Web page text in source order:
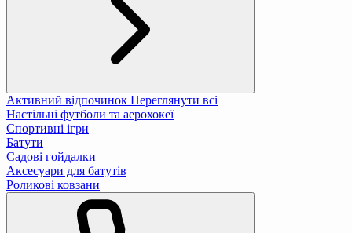
Активний відпочинок Переглянути всі
Настільні футболи та аерохокеї
Спортивні ігри
Батути
Садові гойдалки
Аксесуари для батутів
Роликові ковзани